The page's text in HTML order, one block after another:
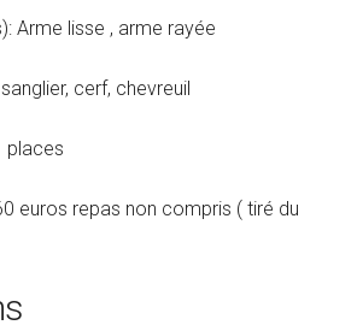
Arme lisse , arme rayée
cerf, chevreuil
places
euros repas non compris ( tiré du